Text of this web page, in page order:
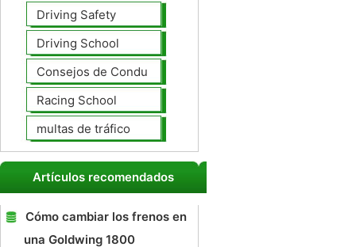
Driving Safety
Driving School
Consejos de Conducción
Racing School
multas de tráfico
Artículos recomendados
Cómo cambiar los frenos en
una Goldwing 1800